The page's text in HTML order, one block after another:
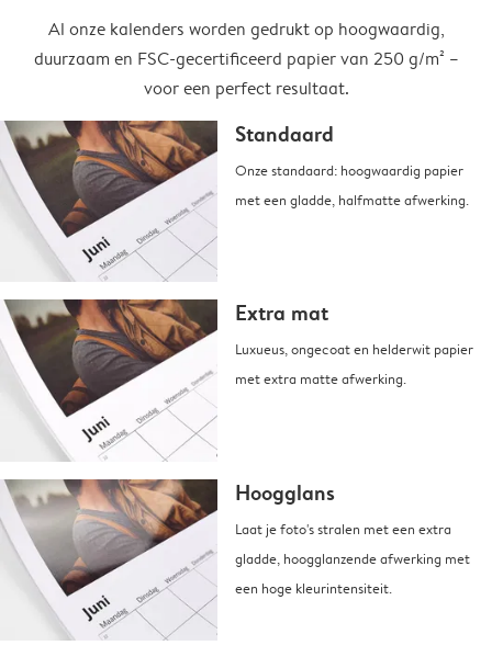
Al onze kalenders worden gedrukt op hoogwaardig,
duurzaam en FSC-gecertificeerd papier van 250 g/m² –
voor een perfect resultaat.
Standaard
Onze standaard: hoogwaardig papier
met een gladde, halfmatte afwerking.
Extra mat
Luxueus, ongecoat en helderwit papier
met extra matte afwerking.
Hoogglans
Laat je foto's stralen met een extra
gladde, hoogglanzende afwerking met
een hoge kleurintensiteit.